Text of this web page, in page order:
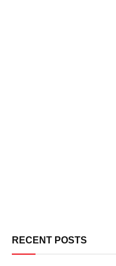
RECENT POSTS